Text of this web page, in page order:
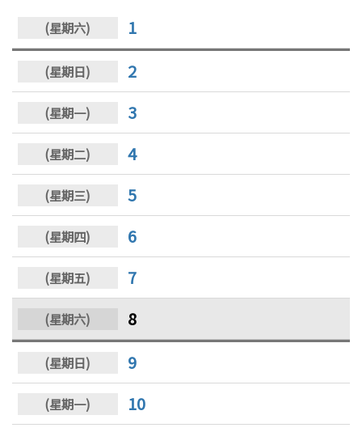
1
2
3
4
5
6
7
8
9
10